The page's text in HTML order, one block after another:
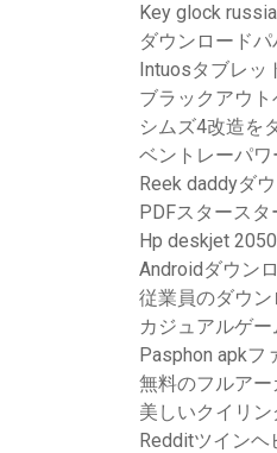
Key glock
ダウンロード
Intuosタブレッ
ブラックアウ
シムズ4改造を
ベントレーパ
Reek daddyダ
PDFスタース
Hp deskjet
Androidダウン
従業員のダウ
カジュアルゲ
Pasphon apkフ
無料のフルア
美しいクイリ
Redditツイン